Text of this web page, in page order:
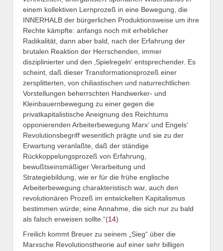
einem kollektiven Lernprozeß in eine Bewegung, die
INNERHALB der bürgerlichen Produktionsweise um ihre
Rechte kämpfte: anfangs noch mit erheblicher
Radikalität, dann aber bald, nach der Erfahrung der
brutalen Reaktion der Herrschenden, immer
disziplinierter und den ‚Spielregeln‘ entsprechender. Es
scheint, daß dieser Transformationsprozeß einer
zersplitterten, von chiliastischen und naturrechtlichen
Vorstellungen beherrschten Handwerker- und
Kleinbauernbewegung zu einer gegen die
privatkapitalistische Aneignung des Reichtums
opponierenden Arbeiterbewegung Marx‘ und Engels‘
Revolutionsbegriff wesentlich prägte und sie zu der
Erwartung veranlaßte, daß der ständige
Rückkoppelungsprozeß von Erfahrung,
bewußtseinsmäßiger Verarbeitung und
Strategiebildung, wie er für die frühe englische
Arbeiterbewegung charakteristisch war, auch den
revolutionären Prozeß im entwickelten Kapitalismus
bestimmen würde; eine Annahme, die sich nur zu bald
als falsch erweisen sollte.“(14)
Freilich kommt Breuer zu seinem „Sieg“ über die
Marxsche Revolutionstheorie auf einer sehr billigen